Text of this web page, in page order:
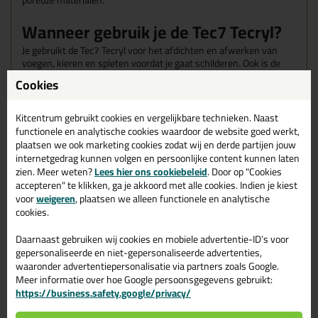
Wanneer gebruik je de Tec7 Tecryl?
Je gebruikt de Tec7 Tecryl voor het afdichten en afwerken van
voegen, kieren en spleten voordat je gaat schilderen. Ook is de
Tec7 Tecryl geschikt voor het afkitten van aansluitvoegen tussen
raamwerk, plinten, muren en vensterbanken. De Tec7 Tecryl kan
permanent onder water staan.
Kenmerken van de Tec7 Tecryl
Al na 1 uur is de kit overschilderbaar
Bijna reukloos
Eenvoudig af te werken
Cookies
Kitcentrum gebruikt cookies en vergelijkbare technieken. Naast
functionele en analytische cookies waardoor de website goed werkt,
plaatsen we ook marketing cookies zodat wij en derde partijen jouw
internetgedrag kunnen volgen en persoonlijke content kunnen laten
zien. Meer weten?Lees hier ons cookiebeleid. Door op "Cookies
accepteren" te klikken, ga je akkoord met alle cookies. Indien je kiest
voorweigeren, plaatsen we alleen functionele en analytische
cookies.
Daarnaast gebruiken wij cookies en mobiele advertentie-ID’s voor
gepersonaliseerde en niet-gepersonaliseerde advertenties,
waaronder advertentiepersonalisatie via partners zoals Google.
Meer informatie over hoe Google persoonsgegevens gebruikt:
https://business.safety.google/privacy/